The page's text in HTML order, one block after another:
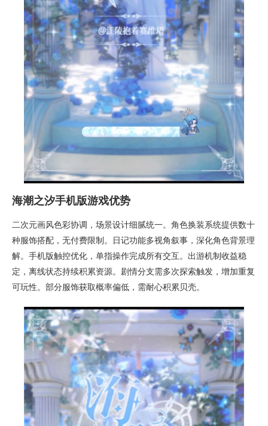
海潮之汐手机版游戏优势
二次元画风色彩协调，场景设计细腻统一。角色换装系统提供数十
种服饰搭配，无付费限制。日记功能多视角叙事，深化角色背景理
解。手机版触控优化，单指操作完成所有交互。出游机制收益稳
定，离线状态持续积累资源。剧情分支需多次探索触发，增加重复
可玩性。部分服饰获取概率偏低，需耐心积累贝壳。